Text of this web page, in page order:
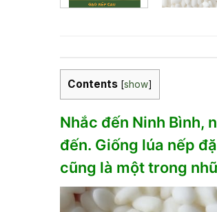
Contents [show]
Nhắc đến Ninh Bình,
đến. Giống lúa nếp
cũng là một trong